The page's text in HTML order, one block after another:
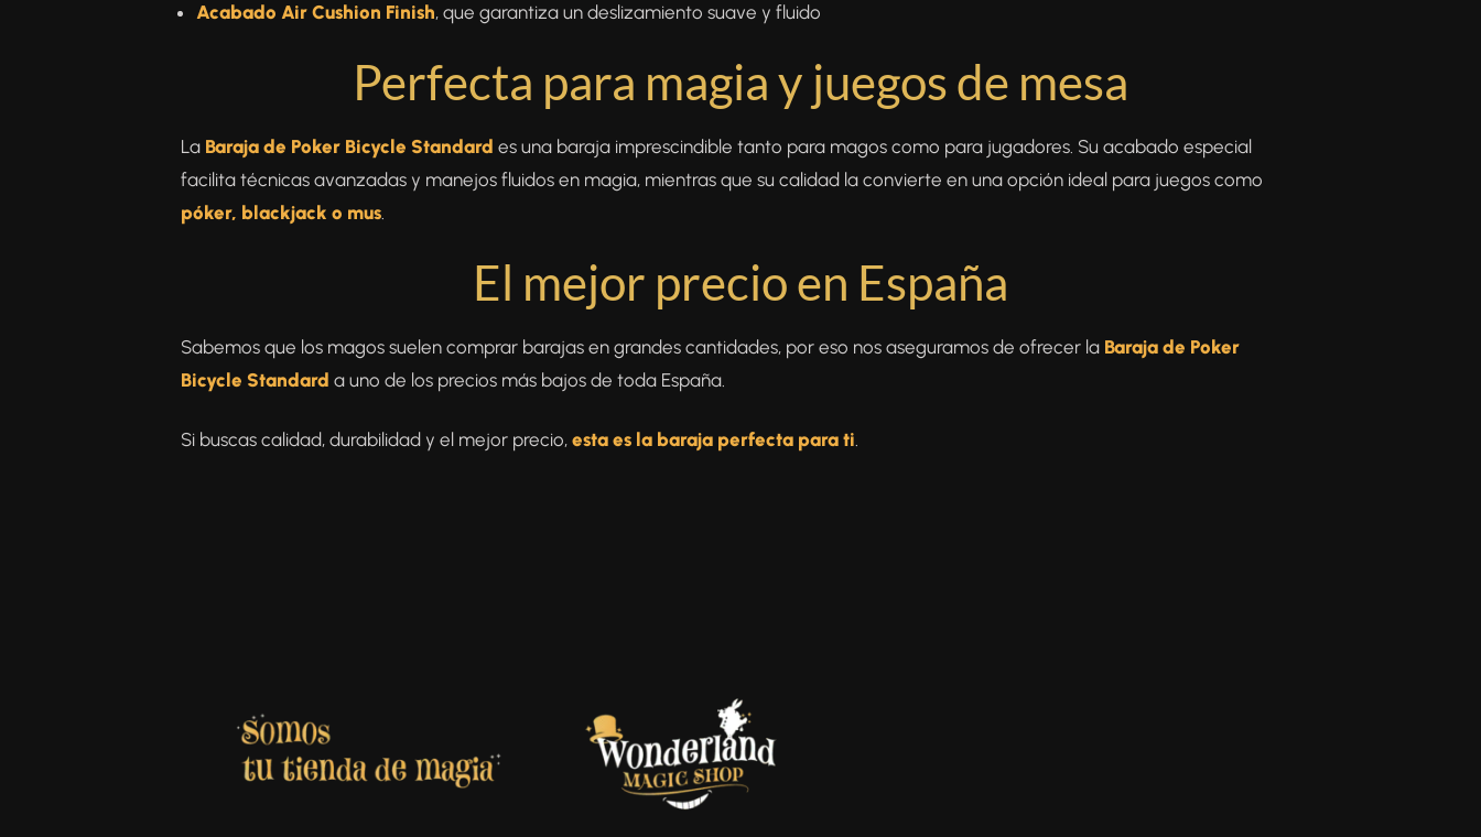
Acabado Air Cushion Finish, que garantiza un deslizamiento suave y fluido
Perfecta para magia y juegos de mesa
La Baraja de Poker Bicycle Standard es una baraja imprescindible tanto para magos como para jugadores. Su acabado especial
facilita técnicas avanzadas y manejos fluidos en magia, mientras que su calidad la convierte en una opción ideal para juegos como
póker, blackjack o mus.
El mejor precio en España
Sabemos que los magos suelen comprar barajas en grandes cantidades, por eso nos aseguramos de ofrecer la Baraja de Poker
Bicycle Standard a uno de los precios más bajos de toda España.
Si buscas calidad, durabilidad y el mejor precio, esta es la baraja perfecta para ti.